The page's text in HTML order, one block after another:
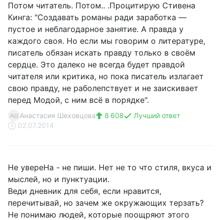
Потом читатель. Потом.. .Процитирую Стивена
Кинга: "Создавать романы ради заработка —
пустое и неблагодарное занятие. А правда у
каждого своя. Но если мы говорим о литературе,
писатель обязан искать правду только в своём
сердце. Это далеко не всегда будет правдой
читателя или критика, но пока писатель излагает
свою правду, не раболепствует и не заискивает
перед Модой, с ним всё в порядке".
АШ Анастасия Шеховцова 8 608
Лучший ответ
02.07.2014
Не увереНа - не пиши. Нет не то что стиля, вкуса и
мыслей, но и пунктуации.
Веди дневник для себя, если нравится,
перечитывай, но зачем же окружающих терзать?
Не понимаю людей, которые поощряют этого